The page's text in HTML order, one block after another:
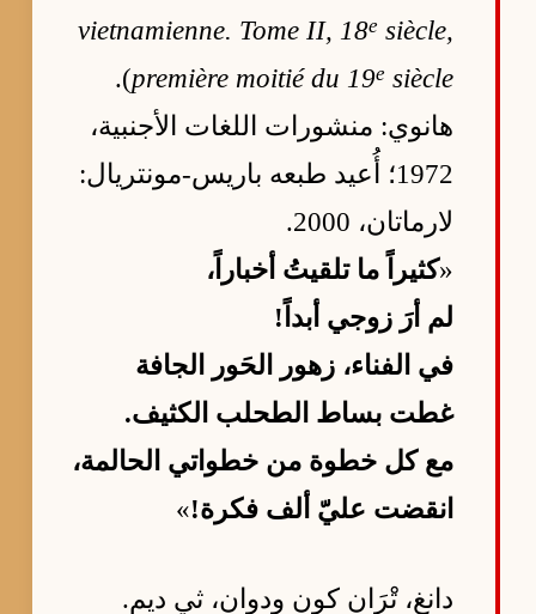
vietnamienne. Tome II, 18e siècle,
première moitié du 19e siècle
).
هانوي: منشورات اللغات الأجنبية،
1972؛ أُعيد طبعه باريس-مونتريال:
لارماتان، 2000.
«كثيراً ما تلقيتُ أخباراً،
لم أرَ زوجي أبداً!
في الفناء، زهور الحَور الجافة
غطت بساط الطحلب الكثيف.
مع كل خطوة من خطواتي الحالمة،
انقضت عليّ ألف فكرة!»
دانغ، تْرَان كون ودوان، ثي ديم.